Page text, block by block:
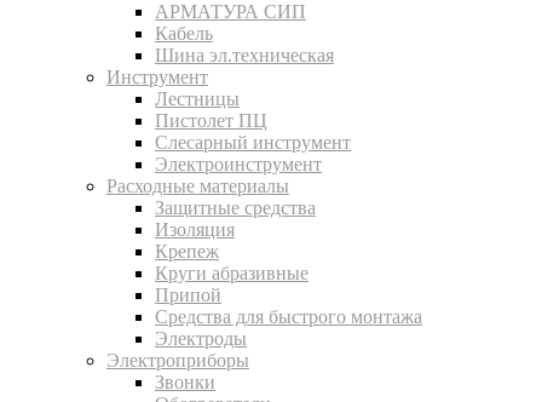
АРМАТУРА СИП
Кабель
Шина эл.техническая
Инструмент
Лестницы
Пистолет ПЦ
Слесарный инструмент
Электроинструмент
Расходные материалы
Защитные средства
Изоляция
Крепеж
Круги абразивные
Припой
Средства для быстрого монтажа
Электроды
Электроприборы
Звонки